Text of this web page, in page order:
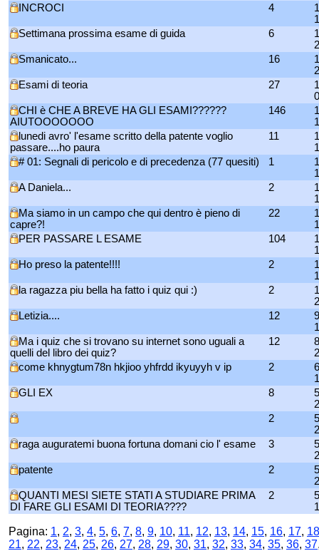
INCROCI
4
Settimana prossima esame di guida
6
Smanicato...
16
Esami di teoria
27
CHI è CHE A BREVE HA GLI ESAMI??????
AIUTOOOOOOO
146
lunedi avro' l'esame scritto della patente voglio
passare....ho paura
11
# 01: Segnali di pericolo e di precedenza (77 quesiti)
1
A Daniela...
2
Ma siamo in un campo che qui dentro è pieno di
capre?!
22
PER PASSARE L ESAME
104
Ho preso la patente!!!!
2
la ragazza piu bella ha fatto i quiz qui :)
2
Letizia....
12
Ma i quiz che si trovano su internet sono uguali a
quelli del libro dei quiz?
12
come khnygtum78n hkjioo yhfrdd ikyuyyh v ip
2
GLI EX
8
2
raga auguratemi buona fortuna domani cio l' esame
3
patente
2
QUANTI MESI SIETE STATI A STUDIARE PRIMA
DI FARE GLI ESAMI DI TEORIA????
2
Pagina: 1, 2, 3, 4, 5, 6, 7, 8, 9, 10, 11, 12, 13, 14, 15, 16, 17, 18
21, 22, 23, 24, 25, 26, 27, 28, 29, 30, 31, 32, 33, 34, 35, 36, 37